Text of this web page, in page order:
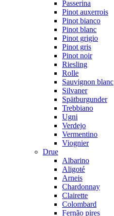
Passerina
Pinot auxerrois
Pinot bianco
Pinot blanc
Pinot grigio
Pinot gris
Pinot noir
Riesling
Rolle
Sauvignon blanc
Silvaner
Spätburgunder
Trebbiano
Ugni
Verdejo
Vermentino
Viognier
Drue
Albarino
Aligoté
Arneis
Chardonnay
Clairette
Colombard
Fernão pires